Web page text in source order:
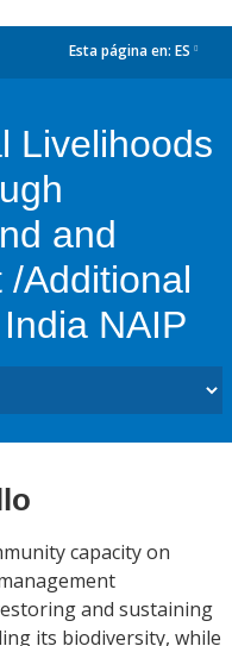
Esta página en: ES
Livelihoods
and
/Additional
NAIP
capacity on
and sustaining
its biodiversity, while